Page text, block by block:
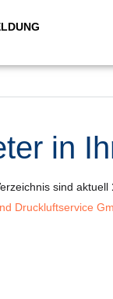
in
sind aktuell
Druckluftservice